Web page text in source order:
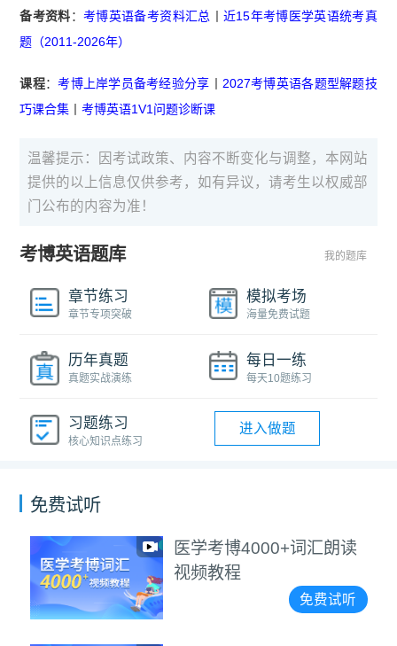
备考资料：考博英语备考资料汇总
近15年考博医学英语统考真
题（2011-2026年）
课程：考博上岸学员备考经验分享
2027考博英语各题型解题技
巧课合集 丨考博英语1V1问题诊断课
温馨提示：因考试政策、内容不断变化与调整，本网站
提供的以上信息仅供参考，如有异议，请考生以权威部
门公布的内容为准！
考博英语题库 我的题库
章节练习
章节专项突破
模拟考场
海量免费试题
历年真题
真题实战演练
每日一练
每天10题练习
习题练习
核心知识点练习
进入做题
免费试听
医学考博4000+词汇朗读
视频教程
免费试听